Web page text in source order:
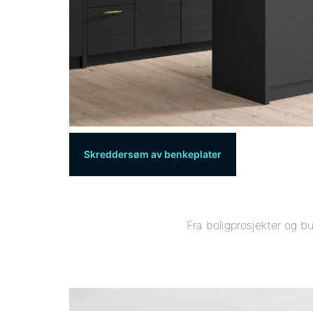
Fibo på badet
Skreddersøm av benkeplater
Fra boligprosjekter og